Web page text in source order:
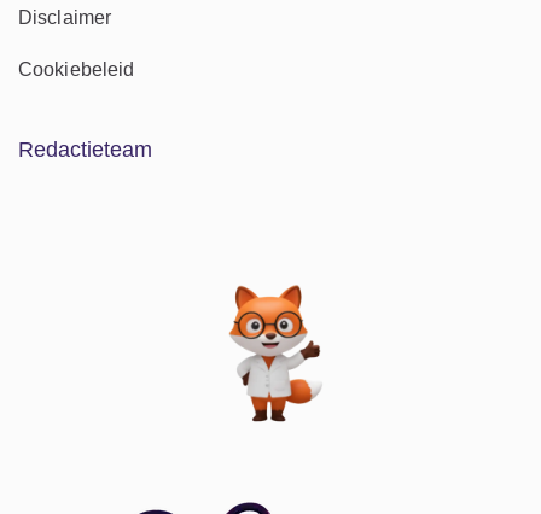
Disclaimer
Cookiebeleid
Redactieteam